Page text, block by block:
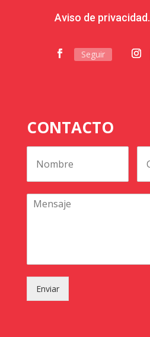
Aviso de privacidad.
Seguir
CONTACTO
Enviar